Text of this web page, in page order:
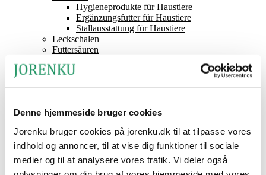
Denne hjemmeside bruger cookies
Jorenku bruger cookies på jorenku.dk til at tilpasse vores
indhold og annoncer, til at vise dig funktioner til sociale
medier og til at analysere vores trafik. Vi deler også
Hygieneprodukte für Haustiere
Ergänzungsfutter für Haustiere
Stallausstattung für Haustiere
Leckschalen
Futtersäuren
Produktkatalog
Nachrichten
Veranstaltungen
Job bei Jorenku
Häufig gestellte Fragen
Gesellschaftliche Verantwortung